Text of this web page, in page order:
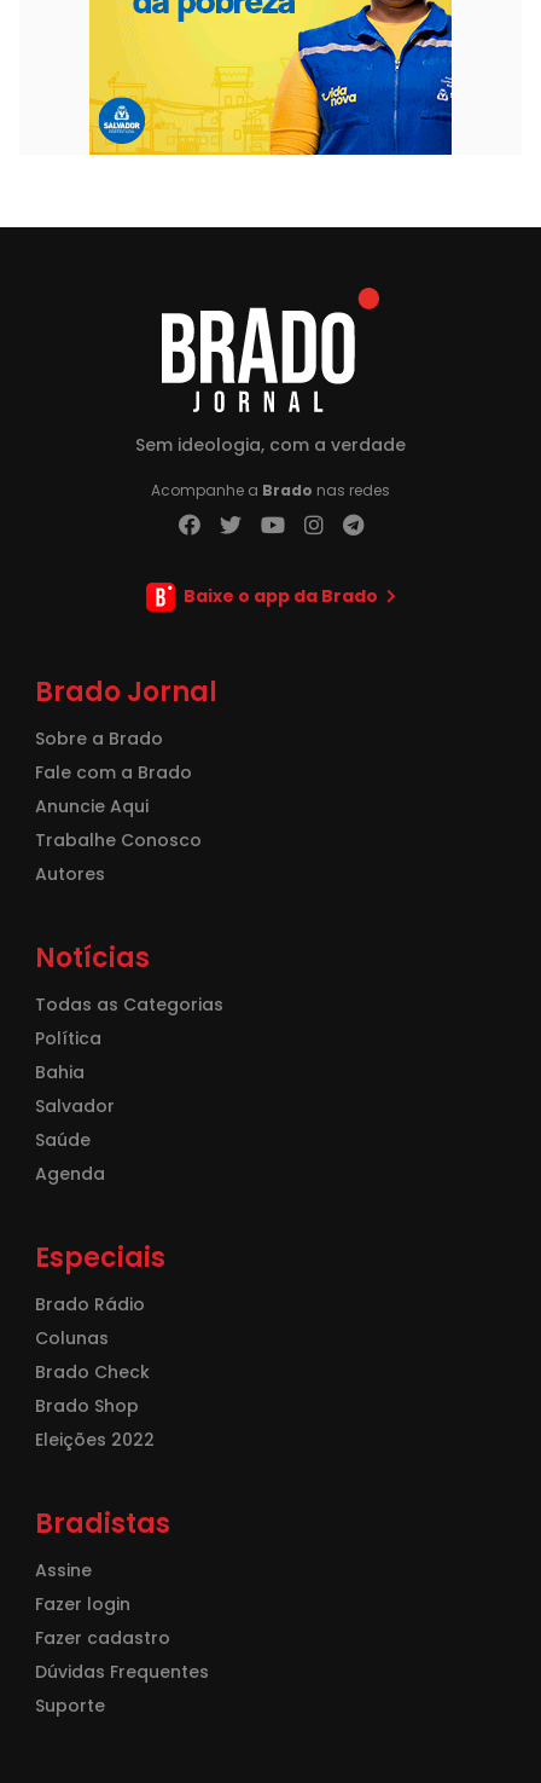
Sem ideologia, com a verdade
Acompanhe a Brado nas redes
Baixe o app da Brado
Brado Jornal
Sobre a Brado
Fale com a Brado
Anuncie Aqui
Trabalhe Conosco
Autores
Notícias
Todas as Categorias
Política
Bahia
Salvador
Saúde
Agenda
Especiais
Brado Rádio
Colunas
Brado Check
Brado Shop
Eleições 2022
Bradistas
Assine
Fazer login
Fazer cadastro
Dúvidas Frequentes
Suporte